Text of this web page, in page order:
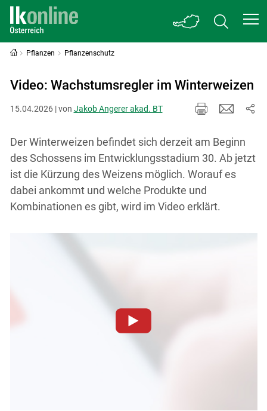
Pflanzen Pflanzenschutz
Video: Wachstumsregler im Winterweizen
15.04.2026 | von Jakob Angerer akad. BT
Der Winterweizen befindet sich derzeit am Beginn
des Schossens im Entwicklungsstadium 30. Ab jetzt
ist die Kürzung des Weizens möglich. Worauf es
dabei ankommt und welche Produkte und
Kombinationen es gibt, wird im Video erklärt.